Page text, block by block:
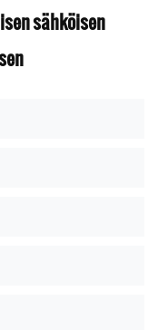
sähköisen